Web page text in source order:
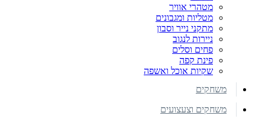
מטהרי אוויר
מטליות ומגבונים
מתקני נייר וסבון
ניירות לנגוב
פחים וסלים
פינת קפה
שקיות אוכל ואשפה
משחקים
משחקים וצעצועים